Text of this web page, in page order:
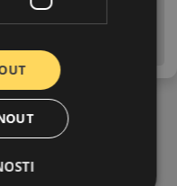
pouze
dodány pneumatiky
(předchozí) legislativy.